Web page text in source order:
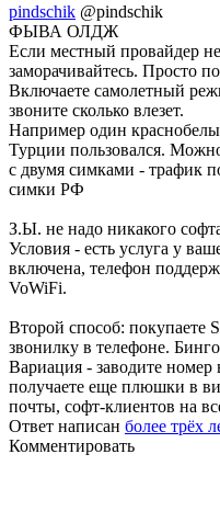
pindschik @pindschik
ФЫВА ОЛДЖ
Если местный провайдер
заморачивайтесь. Просто
Включаете самолетный
звоните сколько влезет.
Например один
Турции пользовался.
с двумя симками - трафик
симки РФ
З.Ы. не надо никакого
Условия - есть услуга у
включена, телефон
VoWiFi.
Второй способ: покупаете
звонилку в телефоне.
Вариация - заводите номер
получаете еще плюшки в
почты, софт-клиентов на
Ответ написан более трёх
Комментировать